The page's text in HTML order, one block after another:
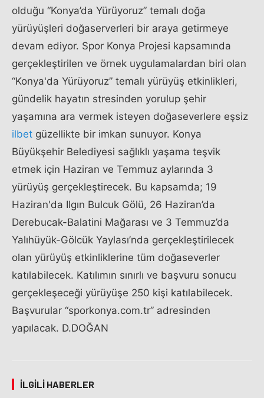
olduğu “Konya’da Yürüyoruz” temalı doğa
yürüyüşleri doğaserverleri bir araya getirmeye
devam ediyor. Spor Konya Projesi kapsamında
gerçekleştirilen ve örnek uygulamalardan biri olan
“Konya'da Yürüyoruz” temalı yürüyüş etkinlikleri,
gündelik hayatın stresinden yorulup şehir
yaşamına ara vermek isteyen doğaseverlere eşsiz
ilbet güzellikte bir imkan sunuyor. Konya
Büyükşehir Belediyesi sağlıklı yaşama teşvik
etmek için Haziran ve Temmuz aylarında 3
yürüyüş gerçekleştirecek. Bu kapsamda; 19
Haziran'da Ilgın Bulcuk Gölü, 26 Haziran’da
Derebucak-Balatini Mağarası ve 3 Temmuz’da
Yalıhüyük-Gölcük Yaylası’nda gerçekleştirilecek
olan yürüyüş etkinliklerine tüm doğaseverler
katılabilecek. Katılımın sınırlı ve başvuru sonucu
gerçekleşeceği yürüyüşe 250 kişi katılabilecek.
Başvurular “sporkonya.com.tr” adresinden
yapılacak. D.DOĞAN
İLGILI HABERLER